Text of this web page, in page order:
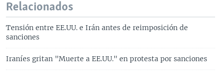
Relacionados
Tensión entre EE.UU. e Irán antes de reimposición de
sanciones
Iraníes gritan "Muerte a EE.UU." en protesta por sanciones